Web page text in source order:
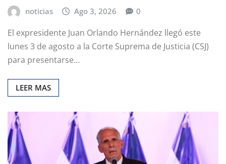
noticias Ago 3, 2026 0
El expresidente Juan Orlando Hernández llegó este
lunes 3 de agosto a la Corte Suprema de Justicia (CSJ)
para presentarse…
LEER MAS